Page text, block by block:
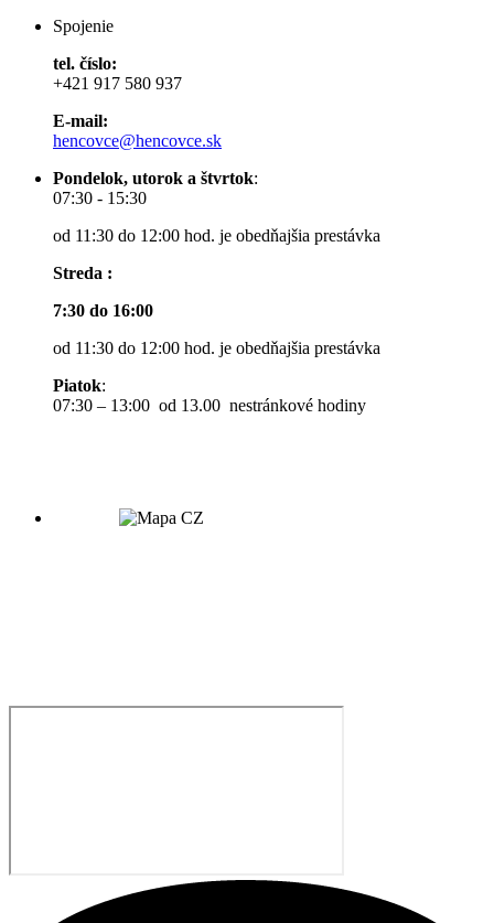
Spojenie
tel. číslo:
+421 917 580 937
E-mail:
hencovce@hencovce.sk
Pondelok, utorok a štvrtok:
07:30 - 15:30
od 11:30 do 12:00 hod. je obedňajšia prestávka
Streda :
7:30 do 16:00
od 11:30 do 12:00 hod. je obedňajšia prestávka
Piatok:
07:30 – 13:00 od 13.00 nestránkové hodiny